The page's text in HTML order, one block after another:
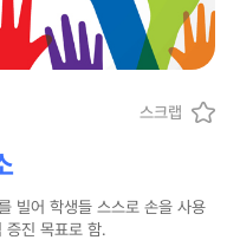
스크랩
빌어 학생들 스스로 손을 사용
증진 목표로 함.